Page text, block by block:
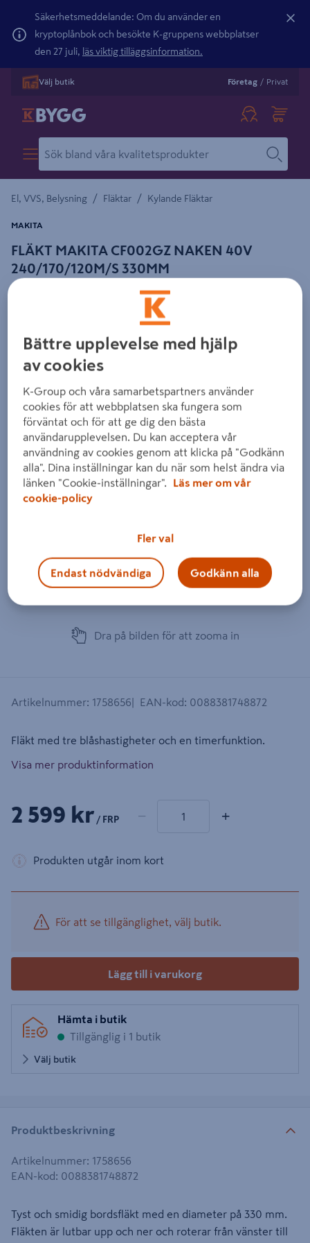
Säkerhetsmeddelande: Om du använder en
kryptoplånbok och besökte K-gruppens webbplatser
den 27 juli, läs viktig tilläggsinformation.
Välj butik Företag / Privat
El, VVS, Belysning / Fläktar / Kylande Fläktar
FLÄKT MAKITA CF002GZ NAKEN 40V
240/170/120M/S 330MM
MAKITA
Detaljerad beskrivning finns i produktbeskrivningsområdet
Föregående
Dra på bilden för att zooma in
Artikelnummer: 1758656 EAN-kod: 0088381748872
Fläkt med tre blåshastigheter och en timerfunktion.
Visa mer produktinformation
2 599 kr / FRP − +
Produkten utgår inom kort
För att se tillgänglighet, välj butik.
Lägg till i varukorg
Hämta i butik
Tillgänglig i 1 butik
Välj butik
Produktbeskrivning
Artikelnummer: 1758656
EAN-kod: 0088381748872
Tyst och smidig bordsfläkt med en diameter på 330 mm.
Fläkten är lutbar upp och ner och roterar från vänster till
Bättre upplevelse med hjälp
av cookies
K-Group och våra samarbetspartners använder
cookies för att webbplatsen ska fungera som
förväntat och för att ge dig den bästa
användarupplevelsen. Du kan acceptera vår
användning av cookies genom att klicka på "Godkänn
alla". Dina inställningar kan du när som helst ändra via
länken "Cookie-inställningar".
Läs mer om vår
cookie-policy
Fler val
Endast nödvändiga Godkänn alla